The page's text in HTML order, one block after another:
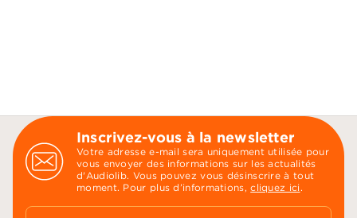
Inscrivez-vous à la newsletter
Votre adresse e-mail sera uniquement utilisée pour
vous envoyer des informations sur les actualités
d'Audiolib. Vous pouvez vous désinscrire à tout
moment. Pour plus d’informations,cliquez ici .